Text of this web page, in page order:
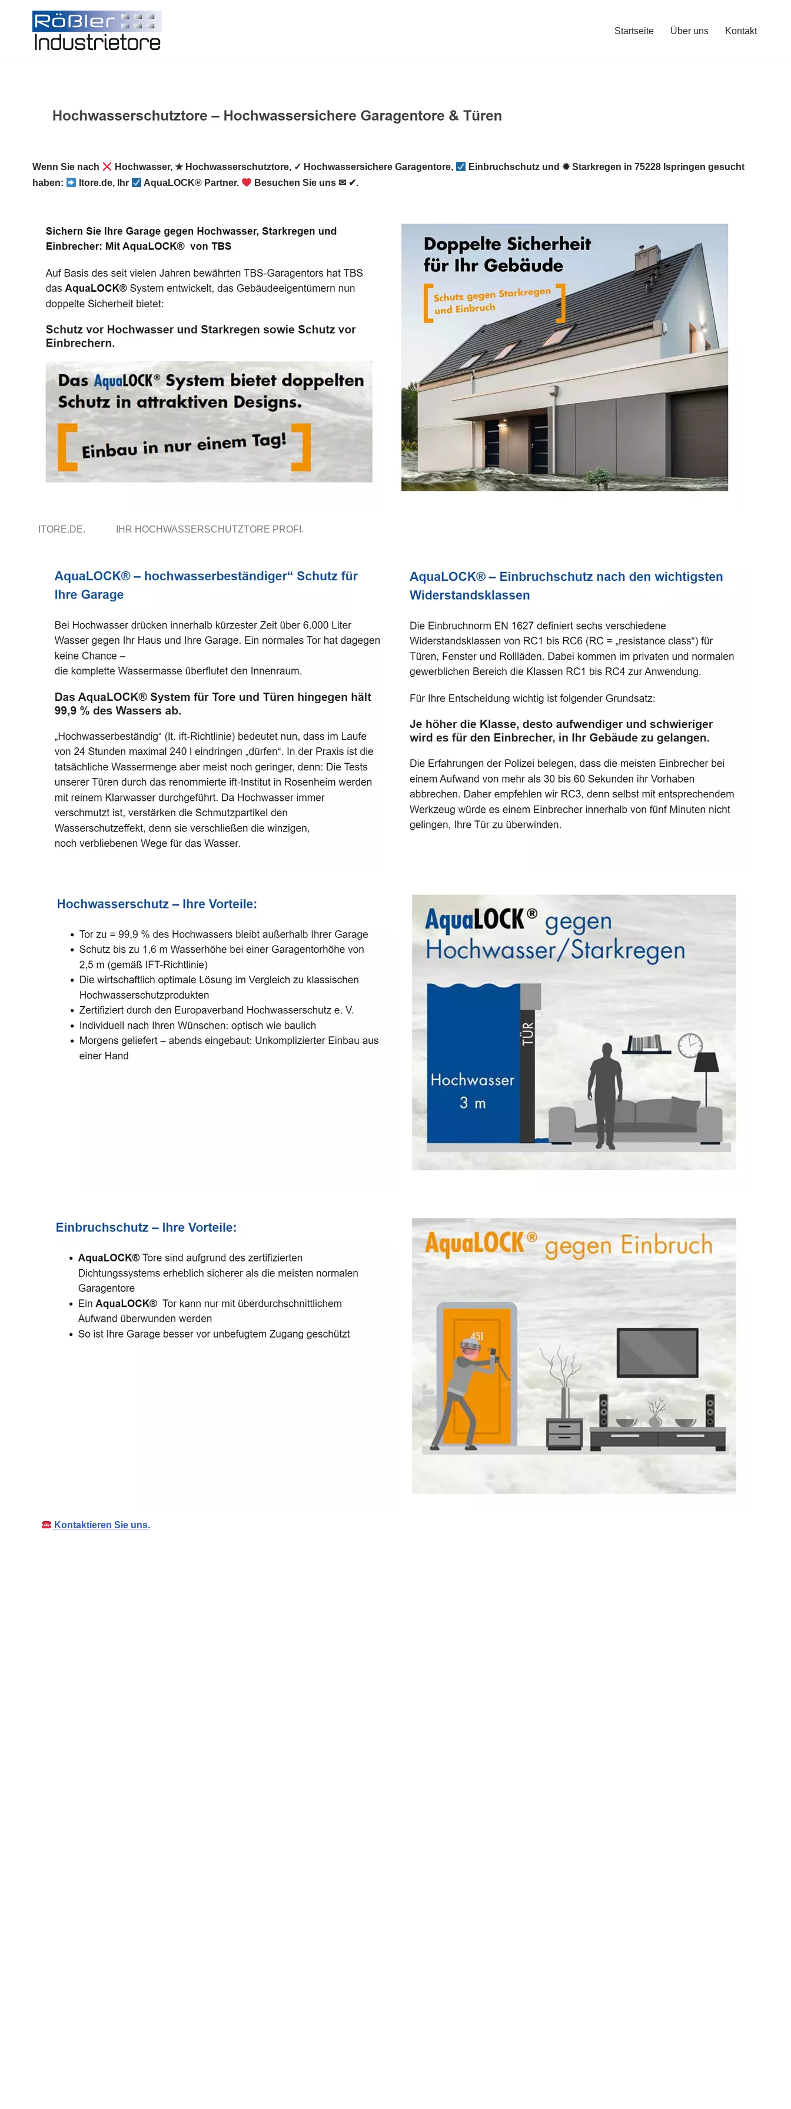
Startseite Über uns Kontakt
Wenn Sie nach Hochwasser, ★ Hochwasserschutztore, ✓ Hochwassersichere Garagentore,
Einbruchschutz und ✹ Starkregen in 75228 Ispringen gesucht
haben:
Itore.de, Ihr AquaLOCK® Partner. Besuchen Sie uns ✉ ✔.
ITORE.DE. IHR HOCHWASSERSCHUTZTORE PROFI.
Kontaktieren Sie uns.